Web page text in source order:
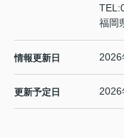
TEL:
福岡
情報更新日 2026
更新予定日 2026